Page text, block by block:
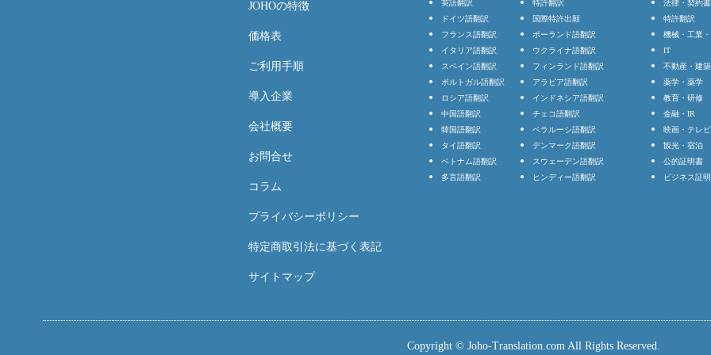
JOHOの特徴
価格表
ご利用手順
導入企業
会社概要
お問合せ
コラム
プライバシーポリシー
特定商取引法に基づく表記
サイトマップ
英語翻訳
ドイツ語翻訳
フランス語翻訳
イタリア語翻訳
スペイン語翻訳
ポルトガル語翻訳
ロシア語翻訳
中国語翻訳
韓国語翻訳
タイ語翻訳
ベトナム語翻訳
多言語翻訳
特許翻訳
国際特許出願
ポーランド語翻訳
ウクライナ語翻訳
フィンランド語翻訳
アラビア語翻訳
インドネシア語翻訳
チェコ語翻訳
ベラルーシ語翻訳
デンマーク語翻訳
スウェーデン語翻訳
ヒンディー語翻訳
法律・契約書
特許翻訳
機械・工業
IT
不動産・建築
薬学・薬学
教育・研修
金融・IR
映画・テレビ
観光・宿泊
公的証明書
ビジネス証
Copyright © Joho-Translation.comAll Rights Reserved.